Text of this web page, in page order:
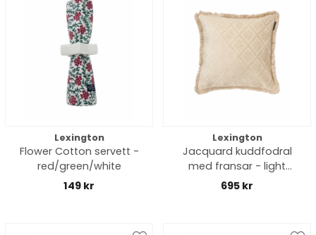
Lexington
Flower Cotton servett -
red/green/white
149 kr
Lexington
Jacquard kuddfodral
med fransar - light
beige
695 kr